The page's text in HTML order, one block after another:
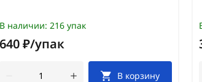
В наличии: 216 упак
640 ₽/упак
В корзину